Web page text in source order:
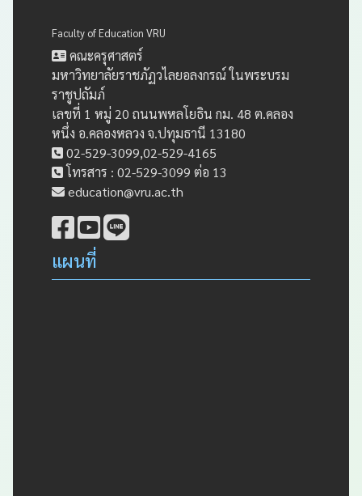
Faculty of Education VRU
คณะครุศาสตร์
มหาวิทยาลัยราชภัฏวไลยอลงกรณ์ ในพระบรม
ราชูปถัมภ์
เลขที่ 1 หมู่ 20 ถนนพหลโยธิน กม. 48 ต.คลอง
หนึ่ง อ.คลองหลวง จ.ปทุมธานี 13180
02-529-3099,02-529-4165
โทรสาร : 02-529-3099 ต่อ 13
education@vru.ac.th
แผนที่